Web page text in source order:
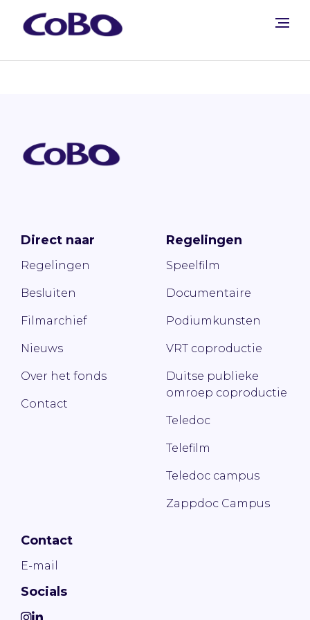
Direct naar
Regelingen
Besluiten
Filmarchief
Nieuws
Over het fonds
Contact
Regelingen
Speelfilm
Documentaire
Podiumkunsten
VRT coproductie
Duitse publieke
omroep coproductie
Teledoc
Telefilm
Teledoc campus
Zappdoc Campus
Contact
E-mail
Socials